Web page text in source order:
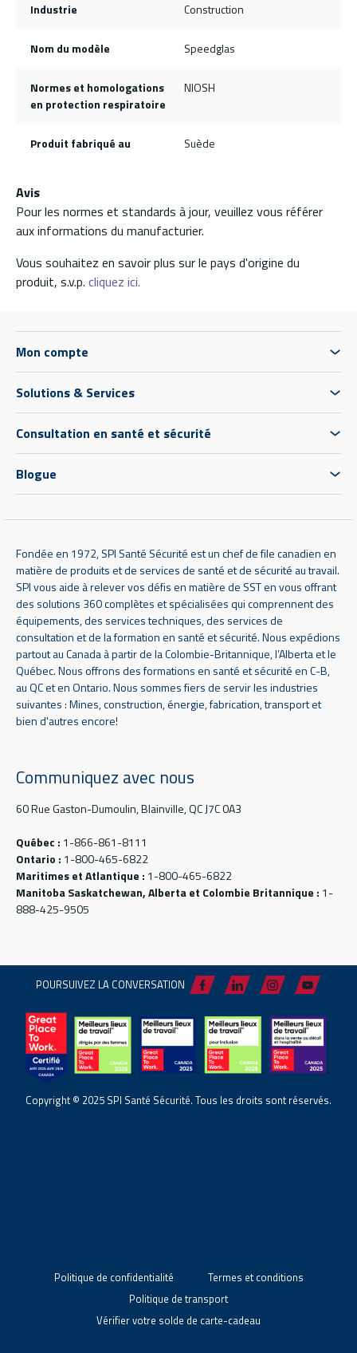
Industrie Construction
Nom du modèle Speedglas
Normes et homologations
en protection respiratoire
NIOSH
Produit fabriqué au Suède
Avis
Pour les normes et standards à jour, veuillez vous référer
aux informations du manufacturier.
Vous souhaitez en savoir plus sur le pays d'origine du
produit, s.v.p. cliquez ici.
Mon compte
Solutions & Services
Consultation en santé et sécurité
Blogue
Fondée en 1972, SPI Santé Sécurité est un chef de file canadien en
matière de produits et de services de santé et de sécurité au travail.
SPI vous aide à relever vos défis en matière de SST en vous offrant
des solutions 360 complètes et spécialisées qui comprennent des
équipements, des services techniques, des services de
consultation et de la formation en santé et sécurité. Nous expédions
partout au Canada à partir de la Colombie-Britannique, l’Alberta et le
Québec. Nous offrons des formations en santé et sécurité en C-B,
au QC et en Ontario. Nous sommes fiers de servir les industries
suivantes : Mines, construction, énergie, fabrication, transport et
bien d'autres encore!
Communiquez avec nous
60 Rue Gaston-Dumoulin, Blainville, QC J7C 0A3
Québec : 1-866-861-8111
Ontario : 1-800-465-6822
Maritimes et Atlantique : 1-800-465-6822
Manitoba Saskatchewan, Alberta et Colombie Britannique : 1-
888-425-9505
POURSUIVEZ LA CONVERSATION
Copyright © 2025 SPI Santé Sécurité. Tous les droits sont réservés.
Politique de confidentialité
Termes et conditions
Politique de transport
Vérifier votre solde de carte-cadeau